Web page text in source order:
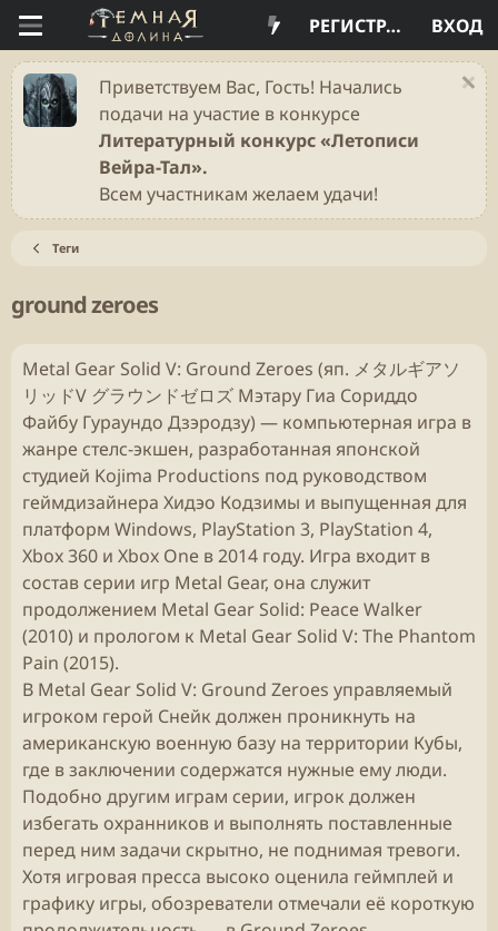
ВХОД
РЕГИСТРАЦИЯ
Приветствуем Вас, Гость! Начались
подачи на участие в конкурсе
Литературный конкурс «Летописи
Вейра-Тал».
Всем участникам желаем удачи!
Теги
ground zeroes
Metal Gear Solid V: Ground Zeroes (яп. メタルギアソ
リッドV グラウンドゼロズ Мэтару Гиа Сориддо
Файбу Гураундо Дзэродзу) — компьютерная игра в
жанре стелс-экшен, разработанная японской
студией Kojima Productions под руководством
геймдизайнера Хидэо Кодзимы и выпущенная для
платформ Windows, PlayStation 3, PlayStation 4,
Xbox 360 и Xbox One в 2014 году. Игра входит в
состав серии игр Metal Gear, она служит
продолжением Metal Gear Solid: Peace Walker
(2010) и прологом к Metal Gear Solid V: The Phantom
Pain (2015).
В Metal Gear Solid V: Ground Zeroes управляемый
игроком герой Снейк должен проникнуть на
американскую военную базу на территории Кубы,
где в заключении содержатся нужные ему люди.
Подобно другим играм серии, игрок должен
избегать охранников и выполнять поставленные
перед ним задачи скрытно, не поднимая тревоги.
Хотя игровая пресса высоко оценила геймплей и
графику игры, обозреватели отмечали её короткую